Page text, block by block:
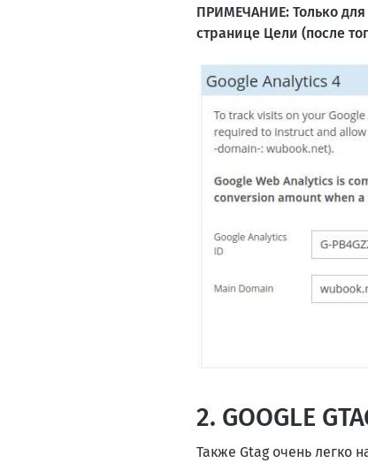
ПРИМЕЧАНИЕ: Только для
странице Цели (после
2. GOOGLE
Также Gtag очень легко